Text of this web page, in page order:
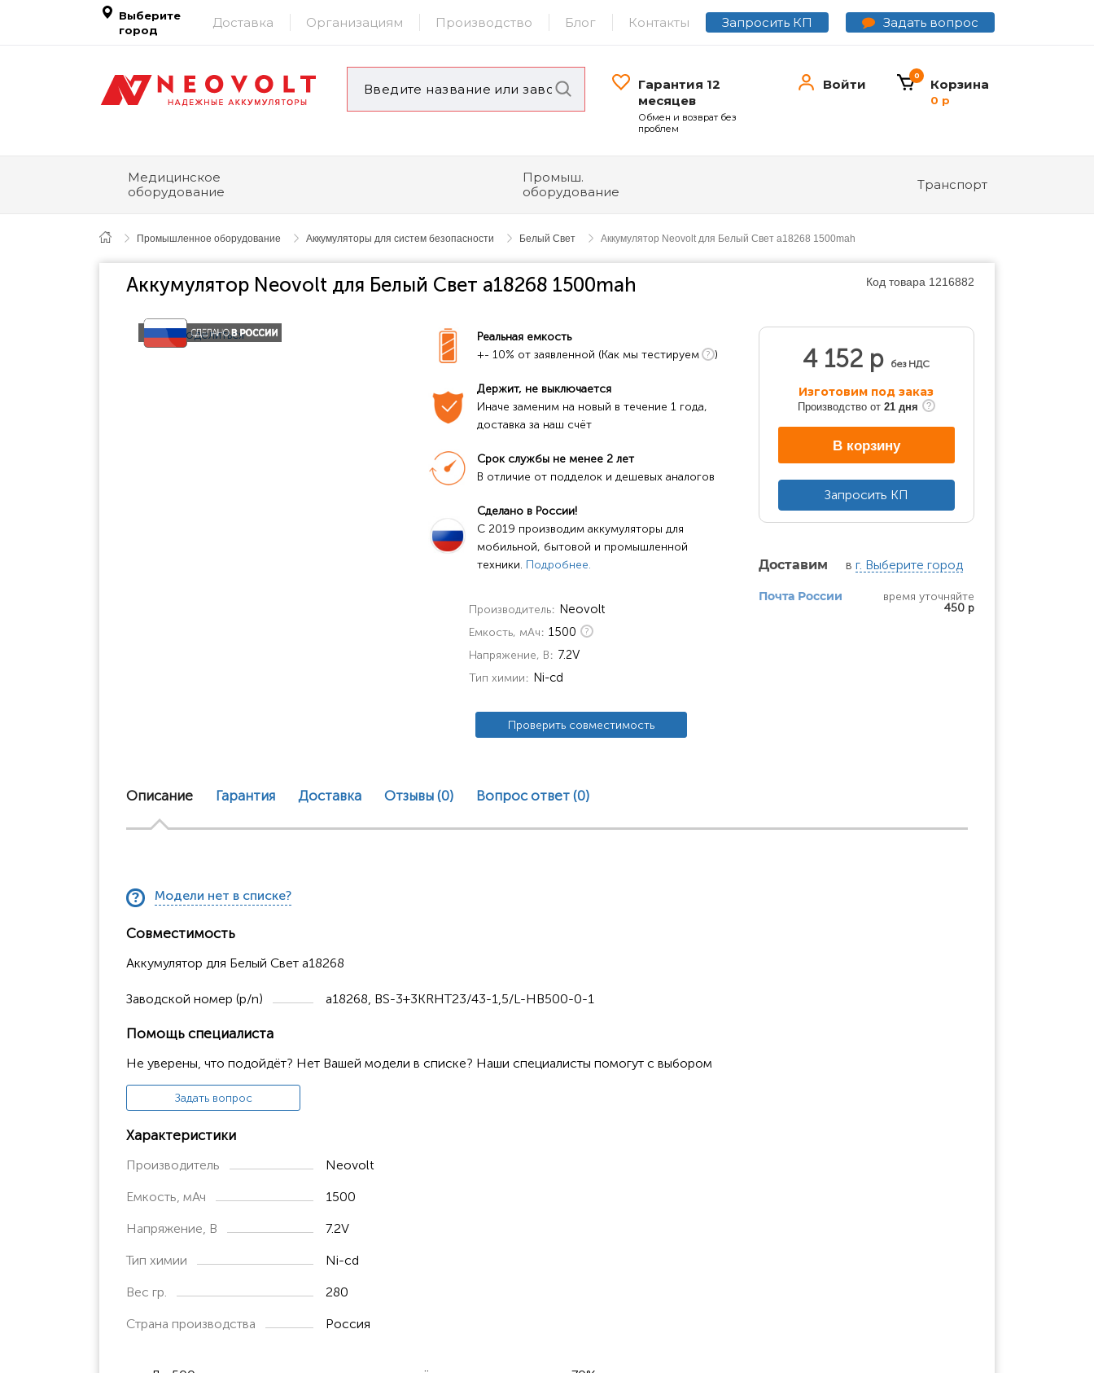
Выберите
город
Доставка Организациям Производство Блог Контакты Запросить КП Задать вопрос
Гарантия 12
месяцев
Обмен и возврат без
проблем
Войти Корзина
0
0 р
Медицинское
оборудование
Промыш.
оборудование
Транспорт
Промышленное оборудование Аккумуляторы для систем безопасности Белый Свет Аккумулятор Neovolt для Белый Свет a18268 1500mah
Аккумулятор Neovolt для Белый Свет a18268 1500mah Код товара 1216882
Поделиться
Реальная емкость
+- 10% от заявленной (Как мы тестируем
)
Держит, не выключается
Иначе заменим на новый в течение 1 года,
доставка за наш счёт
Срок службы не менее 2 лет
В отличие от подделок и дешевых аналогов
Сделано в России!
C 2019 производим аккумуляторы для
мобильной, бытовой и промышленной
техники. Подробнее.
Производитель Neovolt
Емкость, мАч 1500
Напряжение, В 7.2V
Тип химии Ni-cd
Проверить совместимость
4 152 р без НДС
Изготовим под заказ
Производство от 21 дня
В корзину
Запросить КП
Доставим в г. Выберите город
Почта России
время уточняйте
450 р
Описание Гарантия Доставка Отзывы (0) Вопрос ответ (0)
Модели нет в списке?
Совместимость
Аккумулятор для Белый Свет a18268
Заводской номер (p/n) a18268, BS-3+3KRHT23/43-1,5/L-HB500-0-1
Помощь специалиста
Не уверены, что подойдёт? Нет Вашей модели в списке? Наши специалисты помогут с выбором
Задать вопрос
Характеристики
Производитель Neovolt
Емкость, мАч 1500
Напряжение, В 7.2V
Тип химии Ni-cd
Вес гр. 280
Страна производства Россия